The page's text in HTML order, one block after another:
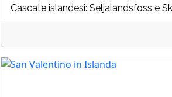
Cascate islandesi: Seljalandsfoss e